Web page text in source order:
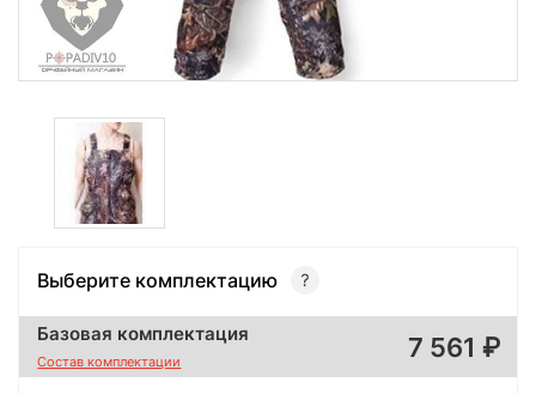
Выберите комплектацию
Базовая комплектация
Состав комплектации 7 561